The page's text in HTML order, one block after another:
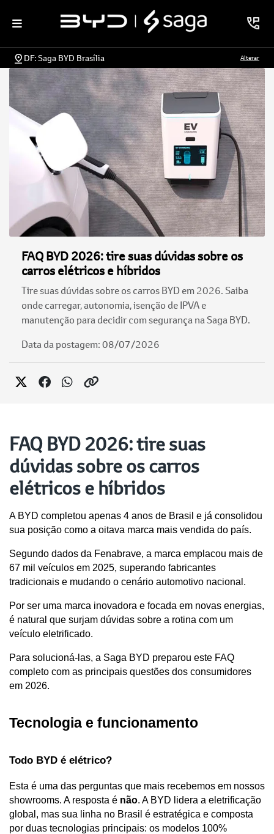
DF: Saga BYD Brasília Alterar
FAQ BYD 2026: tire suas dúvidas sobre os
carros elétricos e híbridos
Tire suas dúvidas sobre os carros BYD em 2026. Saiba
onde carregar, autonomia, isenção de IPVA e
manutenção para decidir com segurança na Saga BYD.
Data da postagem: 08/07/2026
FAQ BYD 2026: tire suas
dúvidas sobre os carros
elétricos e híbridos
A BYD completou apenas 4 anos de Brasil e já consolidou
sua posição como a oitava marca mais vendida do país.
Segundo dados da Fenabrave, a marca emplacou mais de
67 mil veículos em 2025, superando fabricantes
tradicionais e mudando o cenário automotivo nacional.
Por ser uma marca inovadora e focada em novas energias,
é natural que surjam dúvidas sobre a rotina com um
veículo eletrificado.
Para solucioná-las, a Saga BYD preparou este FAQ
completo com as principais questões dos consumidores
em 2026.
Tecnologia e funcionamento
Todo BYD é elétrico?
Esta é uma das perguntas que mais recebemos em nossos
showrooms. A resposta é não. A BYD lidera a eletrificação
global, mas sua linha no Brasil é estratégica e composta
por duas tecnologias principais: os modelos 100%